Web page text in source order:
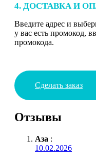
4. ДОСТАВКА И
Введите адрес и
у вас есть промокод,
промокода.
Сделать заказ
Отзывы
Аза :
10.02.2026